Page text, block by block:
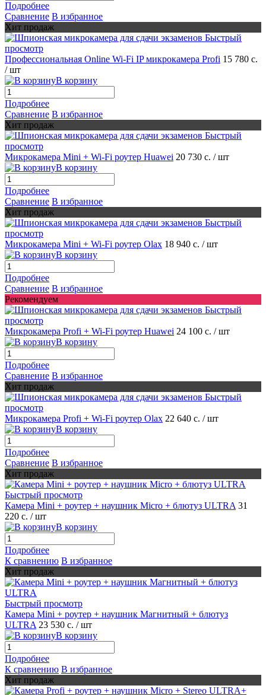
Подробнее
Сравнение В избранное
Хит продаж
Быстрый
просмотр
Профессиональная Online Wi-Fi IP микрокамера Profi 15 780 с.
/ шт
В корзину
Подробнее
Сравнение В избранное
Хит продаж
Быстрый
просмотр
Микрокамера Mini + Wi-Fi роутер Huawei 20 730 с. / шт
В корзину
Подробнее
Сравнение В избранное
Хит продаж
Быстрый
просмотр
Микрокамера Mini + Wi-Fi роутер Olax 18 940 с. / шт
В корзину
Подробнее
Сравнение В избранное
Рекомендуем
Быстрый
просмотр
Микрокамера Profi + Wi-Fi роутер Huawei 24 100 с. / шт
В корзину
Подробнее
Сравнение В избранное
Хит продаж
Быстрый
просмотр
Микрокамера Profi + Wi-Fi роутер Olax 22 640 с. / шт
В корзину
Подробнее
Сравнение В избранное
Хит продаж
Быстрый просмотр
Камера Mini + роутер + наушник Micro + блютуз ULTRA 31
220 с. / шт
В корзину
Подробнее
К сравнению В избранное
Хит продаж
Быстрый просмотр
Камера Mini + роутер + наушник Магнитный + блютуз
ULTRA 23 530 с. / шт
В корзину
Подробнее
К сравнению В избранное
Хит продаж